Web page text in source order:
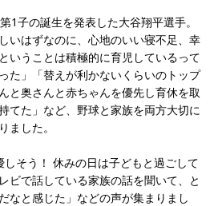
1子の誕生を発表した大谷翔平選手。
いはずなのに、心地のいい寝不足、幸
いうことは積極的に育児しているって
た」「替えが利かないくらいのトップ
と奥さんと赤ちゃんを優先し育休を取
てた」など、野球と家族を両方大切に
ました。
そう！ 休みの日は子どもと過ごして
ビで話している家族の話を聞いて、と
なと感じた」などの声が集まりまし